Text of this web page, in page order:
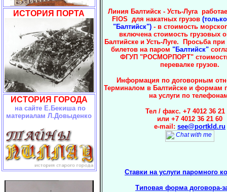
ИСТОРИЯ ПОРТА
ИСТОРИЯ ГОРОДА
на сайте Е.Бекиша по
материалам Л.Довыденко
Линия Балтийск - Усть-Луга
FIOS для накатных грузов
"Балтийск") - в стоимость
включена стоимость грузовых
Балтийске и Усть-Луге. Просьба
билетов на паром"Балтийск"
ФГУП "РОСМОРПОРТ"
перевалке грузов.
Информация по договорным
Терминалом в Балтийске и формам
на услуги по
Тел / факс. +7 4012 36 21
или +7 4012 36 21 60
e-mail: see@portkld.ru
Ставки на услуги паромного
Типовая форма договора-